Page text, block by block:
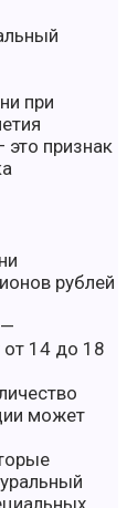
при
признак
рублей
—
от 14 до 18
может